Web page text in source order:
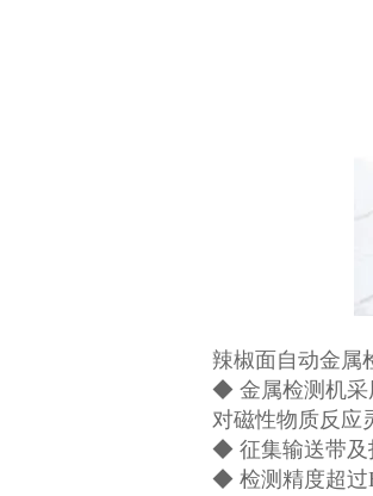
辣椒面自动金属
◆ 金属检测机采
对磁性物质反应
◆ 征集输送带及
◆ 检测精度超过